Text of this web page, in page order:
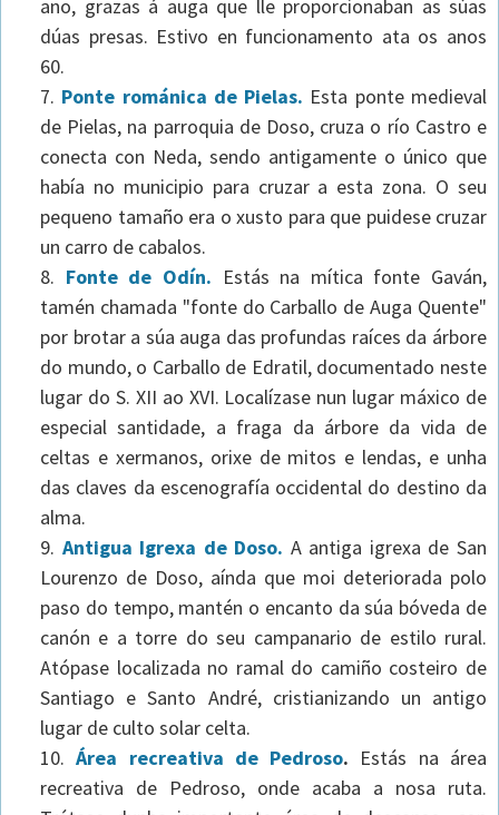
ano, grazas á auga que lle proporcionaban as súas
dúas presas. Estivo en funcionamento ata os anos
60.
Ponte románica de Pielas. Esta ponte medieval
de Pielas, na parroquia de Doso, cruza o río Castro e
conecta con Neda, sendo antigamente o único que
había no municipio para cruzar a esta zona. O seu
pequeno tamaño era o xusto para que puidese cruzar
un carro de cabalos.
Fonte de Odín. Estás na mítica fonte Gaván,
tamén chamada "fonte do Carballo de Auga Quente"
por brotar a súa auga das profundas raíces da árbore
do mundo, o Carballo de Edratil, documentado neste
lugar do S. XII ao XVI. Localízase nun lugar máxico de
especial santidade, a fraga da árbore da vida de
celtas e xermanos, orixe de mitos e lendas, e unha
das claves da escenografía occidental do destino da
alma.
Antigua Igrexa de Doso. A antiga igrexa de San
Lourenzo de Doso, aínda que moi deteriorada polo
paso do tempo, mantén o encanto da súa bóveda de
canón e a torre do seu campanario de estilo rural.
Atópase localizada no ramal do camiño costeiro de
Santiago e Santo André, cristianizando un antigo
lugar de culto solar celta.
Área recreativa de Pedroso. Estás na área
recreativa de Pedroso, onde acaba a nosa ruta.